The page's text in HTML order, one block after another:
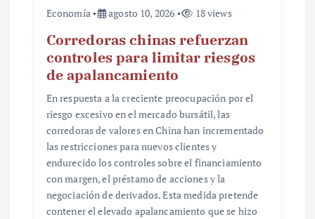
Economía agosto 10, 2026 18 views
Corredoras chinas refuerzan
controles para limitar riesgos
de apalancamiento
En respuesta a la creciente preocupación por el
riesgo excesivo en el mercado bursátil, las
corredoras de valores en China han incrementado
las restricciones para nuevos clientes y
endurecido los controles sobre el financiamiento
con margen, el préstamo de acciones y la
negociación de derivados. Esta medida pretende
contener el elevado apalancamiento que se hizo